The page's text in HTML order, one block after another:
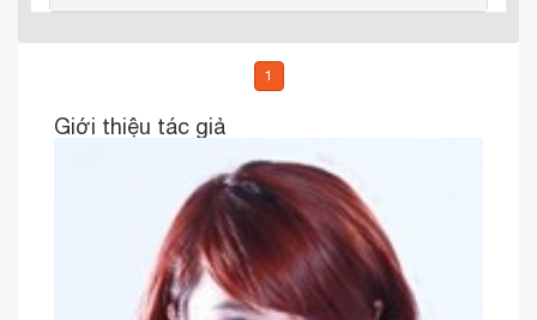
1
Giới thiệu tác giả